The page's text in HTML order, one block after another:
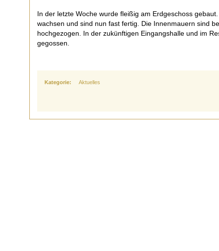
In der letzte Woche wurde fleißig am Erdgeschoss
wachsen und sind nun fast fertig. Die Innenmauern sind
hochgezogen. In der zukünftigen Eingangshalle und im
gegossen.
Kategorie: Aktuelles